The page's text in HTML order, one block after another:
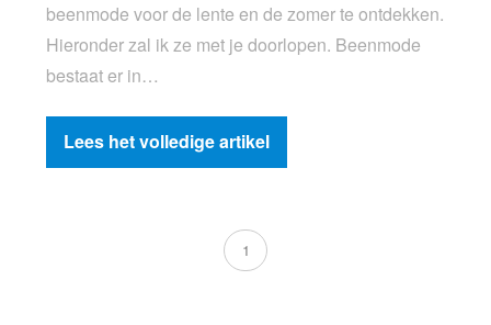
beenmode voor de lente en de zomer te ontdekken.
Hieronder zal ik ze met je doorlopen. Beenmode
bestaat er in…
Lees het volledige artikel
1